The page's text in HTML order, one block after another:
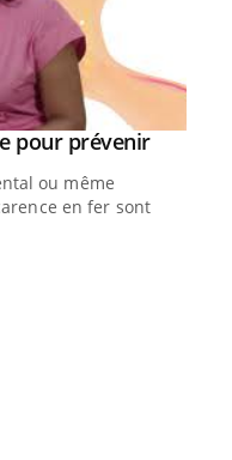
pour prévenirYoutube
ou même
en fer sont